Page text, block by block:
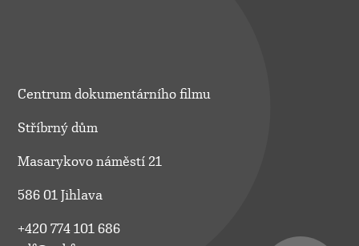
Centrum dokumentárního filmu
Stříbrný dům
Masarykovo náměstí 21
586 01 Jihlava
+420 774 101 686